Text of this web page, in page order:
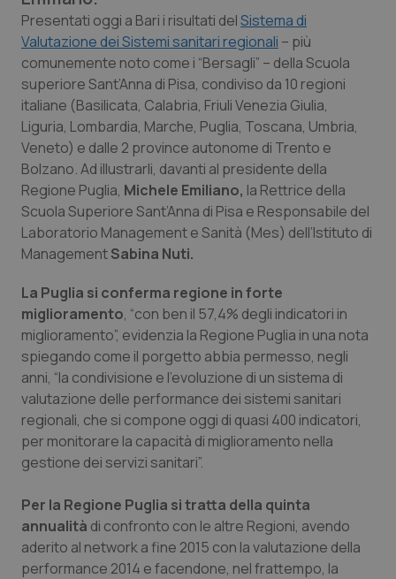
Campania
Emilia-Romagna
Friuli Venezia Giulia
Lazio
Liguria
Lombardia
Marche
Molise
Piemonte
Provincia Autonoma di Bolzano
Provincia Autonoma di Trento
Puglia
Sardegna
Car-T
Colesterolo & coronaropatie
Dermatite Atopica
Diabete & glucometri
Disturbi dell’umore
Dolore
Donna & Salute
Epatiti
HIV
Infezioni & Febbre
Ipertensione & Scompenso
Malattie rare
Malattia di Crohn & Rettocolite Ulcerosa
Presentati oggi a Bari i risultati delSistema di
Valutazione dei Sistemi sanitari regionali – più
comunemente noto come i “Bersagli” – della Scuola
superiore Sant’Anna di Pisa, condiviso da 10 regioni
italiane (Basilicata, Calabria, Friuli Venezia Giulia,
Liguria, Lombardia, Marche, Puglia, Toscana, Umbria,
Veneto) e dalle 2 province autonome di Trento e
Bolzano. Ad illustrarli, davanti al presidente della
Regione Puglia, Michele Emiliano, la Rettrice della
Scuola Superiore Sant’Anna di Pisa e Responsabile del
Laboratorio Management e Sanità (Mes) dell’Istituto di
ManagementSabina Nuti.
La Puglia si conferma regione in forte
miglioramento, “con ben il 57,4% degli indicatori in
miglioramento”, evidenzia la Regione Puglia in una nota
spiegando come il porgetto abbia permesso, negli
anni, “la condivisione e l’evoluzione di un sistema di
valutazione delle performance dei sistemi sanitari
regionali, che si compone oggi di quasi 400 indicatori,
per monitorare la capacità di miglioramento nella
gestione dei servizi sanitari”.
Per la Regione Puglia si tratta della quinta
annualità di confronto con le altre Regioni, avendo
aderito al network a fine 2015 con la valutazione della
performance 2014 e facendone, nel frattempo, la